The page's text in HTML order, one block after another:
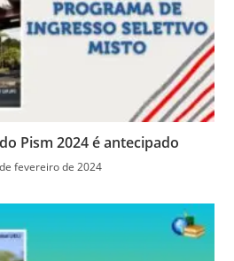
Pism 2024 é antecipado
fevereiro de 2024